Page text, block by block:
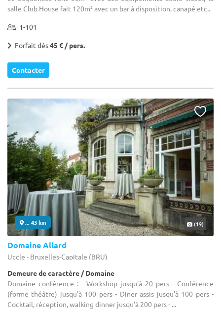
salle Club House fait 120m² avec un bar à disposition, canapé etc..
1-101
Forfait dès45 € / pers.
Contacter
... 43 km (19)
Domaine Allard
Uccle - Bruxelles-Capitale (BRU)
Demeure de caractère / Domaine
Domaine conférence : - Workshop jusqu'à 20 pers - Conférence
(forme théâtre) jusqu'à 100 pers - Diner assis jusqu'à 100 pers -
Cocktail, réception, walking dinner jusqu'à 200 pers - ...